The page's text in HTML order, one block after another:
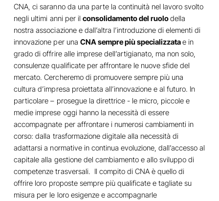
CNA, ci saranno da una parte la continuità nel lavoro svolto
negli ultimi anni per il consolidamento del ruolodella
nostra associazione e dall’altra l’introduzione di elementi di
innovazione per una CNA sempre più specializzatae in
grado di offrire alle imprese dell’artigianato, ma non solo,
consulenze qualificate per affrontare le nuove sfide del
mercato. Cercheremo di promuovere sempre più una
cultura d’impresa proiettata all’innovazione e al futuro. In
particolare – prosegue la direttrice - le micro, piccole e
medie imprese oggi hanno la necessità di essere
accompagnate per affrontare i numerosi cambiamenti in
corso: dalla trasformazione digitale alla necessità di
adattarsi a normative in continua evoluzione, dall’accesso al
capitale alla gestione del cambiamento e allo sviluppo di
competenze trasversali. Il compito di CNA è quello di
offrire loro proposte sempre più qualificate e tagliate su
misura per le loro esigenze e accompagnarle